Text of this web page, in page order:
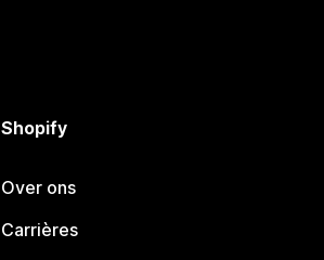
Shopify
Over ons
Carrières